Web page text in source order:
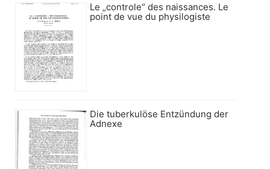
Le „controle“ des naissances. Le
point de vue du physilogiste
Die tuberkulöse Entzündung der
Adnexe